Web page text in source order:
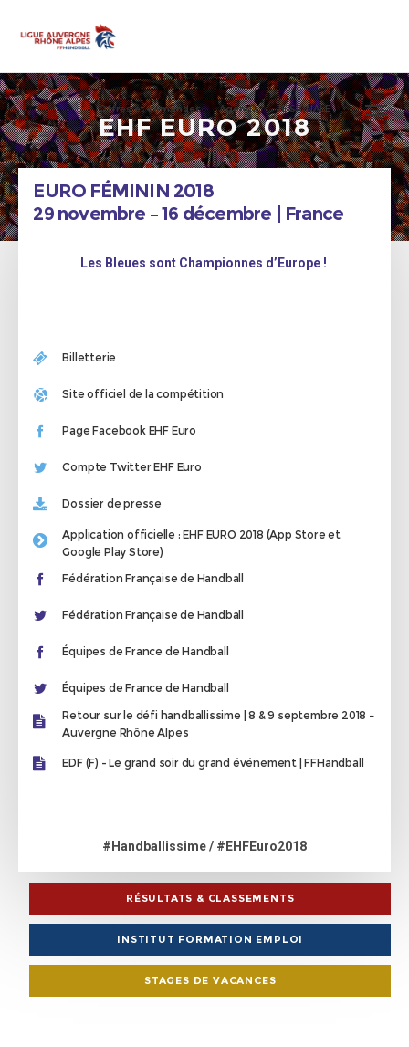
Offres et demandes Agenda JE SIGNALE
EHF EURO 2018
EURO FÉMININ 2018
29 novembre – 16 décembre | France
Les Bleues sont Championnes d’Europe !
Billetterie
Site officiel de la compétition
Page Facebook EHF Euro
Compte Twitter EHF Euro
Dossier de presse
Application officielle : EHF EURO 2018 (App Store et
Google Play Store)
Fédération Française de Handball
Fédération Française de Handball
Équipes de France de Handball
Équipes de France de Handball
Retour sur le défi handballissime | 8 & 9 septembre 2018 –
Auvergne Rhône Alpes
EDF (F) - Le grand soir du grand événement | FFHandball
#Handballissime / #EHFEuro2018
RÉSULTATS & CLASSEMENTS
INSTITUT FORMATION EMPLOI
STAGES DE VACANCES